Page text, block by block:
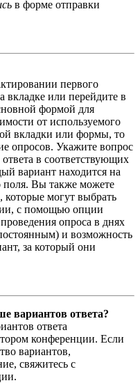
в форме отправки
первого
или перейдите в
формой для
от используемого
вкладки или формы, то
опросов. Укажите вопрос
в соответствующих
вариант находится на
поля. Вы также можете
которые могут выбрать
с помощью опции
опроса в днях
и возможность
за который они
вариантов ответа?
ответа
конференции. Если
вариантов,
свяжитесь с